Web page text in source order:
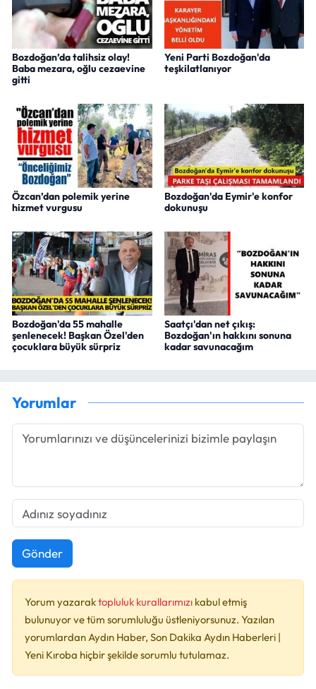
Bozdoğan’da talihsiz olay!
Baba mezara, oğlu cezaevine
gitti
Yeni Parti Bozdoğan'da
teşkilatlanıyor
Özcan’dan polemik yerine
hizmet vurgusu
Bozdoğan'da Eymir'e konfor
dokunuşu
Bozdoğan'da 55 mahalle
şenlenecek! Başkan Özel'den
çocuklara büyük sürpriz
Saatçı'dan net çıkış:
Bozdoğan'ın hakkını sonuna
kadar savunacağım
Yorumlar
Gönder
Yorum yazaraktopluluk kurallarımızı kabul etmiş
bulunuyor ve tüm sorumluluğu üstleniyorsunuz. Yazılan
yorumlardan Aydın Haber, Son Dakika Aydın Haberleri |
Yeni Kıroba hiçbir şekilde sorumlu tutulamaz.